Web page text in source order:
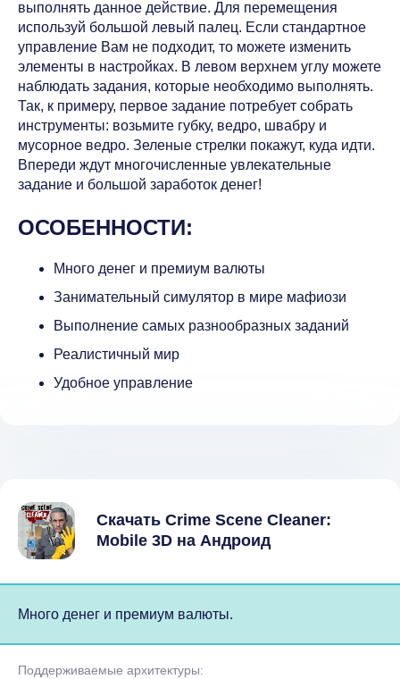
выполнять данное действие. Для перемещения
используй большой левый палец. Если стандартное
управление Вам не подходит, то можете изменить
элементы в настройках. В левом верхнем углу можете
наблюдать задания, которые необходимо выполнять.
Так, к примеру, первое задание потребует собрать
инструменты: возьмите губку, ведро, швабру и
мусорное ведро. Зеленые стрелки покажут, куда идти.
Впереди ждут многочисленные увлекательные
задание и большой заработок денег!
ОСОБЕННОСТИ:
Много денег и премиум валюты
Занимательный симулятор в мире мафиози
Выполнение самых разнообразных заданий
Реалистичный мир
Удобное управление
Скачать Crime Scene Cleaner:
Mobile 3D на Андроид
Много денег и премиум валюты.
Поддерживаемые архитектуры: